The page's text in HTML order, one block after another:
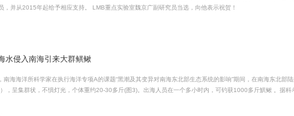
生等391人入选2015年度中国科学院青年创新促进会会员，并从2015年起给予相应支持。 LMB重点实验室魏京广副研究员当选，向他表示祝贺！
水侵入南海引来大群鲯鳅
海海洋所科学家在执行海洋专项A的课题“黑潮及其变异对南海东北部生态系统的影响”期间，在南海东北部
集群状，不惧灯光，个体重约20-30多斤(图3)。出海人员在一个多小时内，可钓获1000多斤鯕鳅 。据科考人员推测，特大鲯鳅群的出现，可能是西太